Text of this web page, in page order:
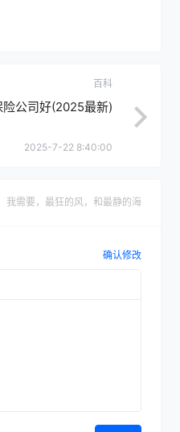
百科
公司好(2025最新)
2025-7-22 8:40:00
我需要，最狂的风，和最静的海
确认修改